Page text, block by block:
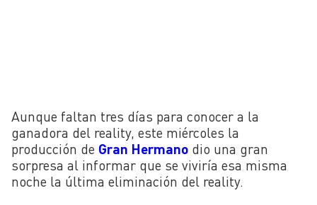
Aunque faltan tres días para conocer a la
ganadora del reality, este miércoles la
producción de Gran Hermano dio una gran
sorpresa al informar que se viviría esa misma
noche la última eliminación del reality.